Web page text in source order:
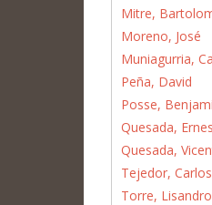
Mitre,
Moreno, José
Muniagurria,
Peña, David
Posse,
Quesada,
Quesada,
Tejedor, Carlos
Torre,